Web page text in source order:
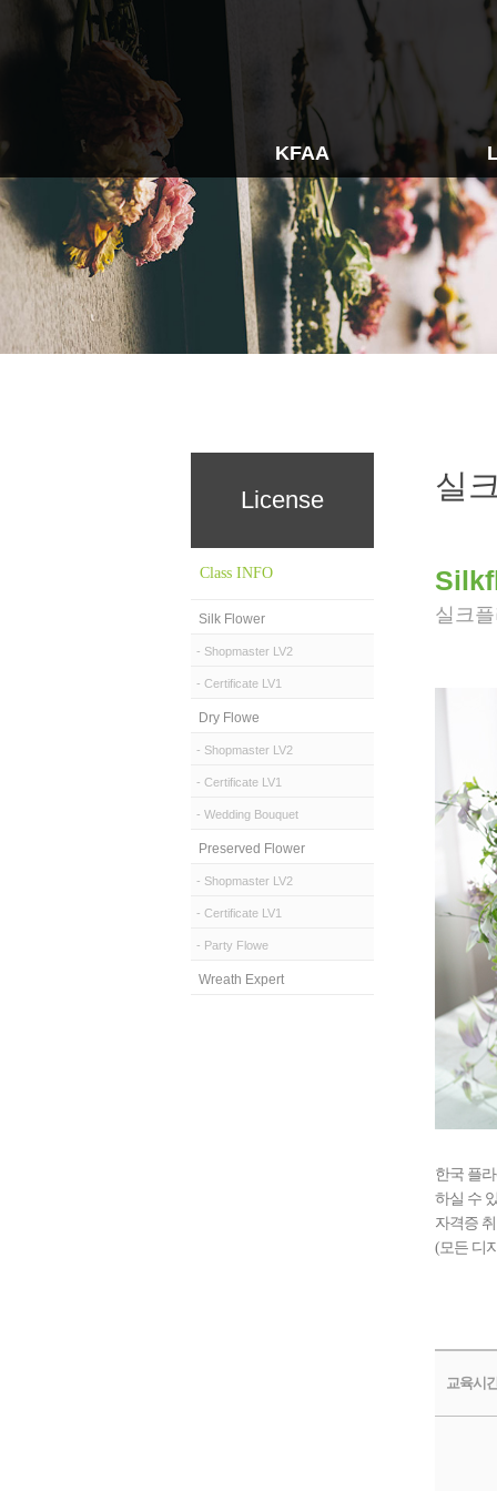
KFAA
인사말
조직도
오시는길
공지사항
License
- Silk Flower
- Dry Flower
- Preserved
- Wedding
License
Class INFO
Silk Flower
- Shopmaster LV2
- Certificate LV1
Dry Flowe
- Shopmaster LV2
- Certificate LV1
- Wedding Bouquet
Preserved Flower
- Shopmaster LV2
- Certificate LV1
- Party Flowe
Wreath Expert
실
실크
한국 플
하실 수
자격증
(모든 디
교육시